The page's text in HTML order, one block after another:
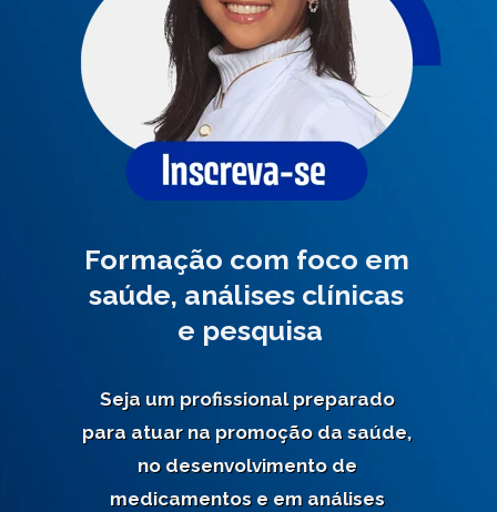
Formação com foco em
saúde, análises clínicas
e pesquisa
Seja um profissional preparado
para atuar na promoção da saúde,
no desenvolvimento de
medicamentos e em análises